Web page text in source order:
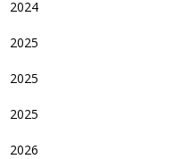
2024
2025
2025
2025
2026